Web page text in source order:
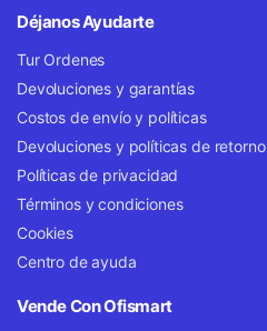
Déjanos Ayudarte
Tur Ordenes
Devoluciones y garantías
Costos de envío y políticas
Devoluciones y políticas de retorno
Políticas de privacidad
Términos y condiciones
Cookies
Centro de ayuda
Vende Con Ofismart